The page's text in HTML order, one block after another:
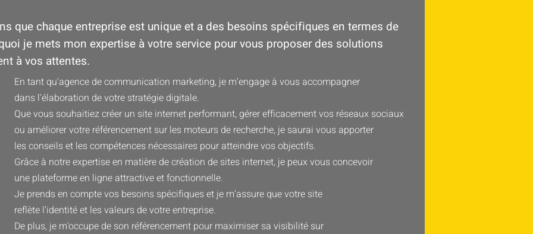
que chaque entreprise est unique et a des besoins spécifiques en termes de
je mets mon expertise à votre service pour vous proposer des solutions
à vos attentes.
En tant qu'agence de communication marketing, je m'engage à vous accompagner
dans l'élaboration devotre stratégie digitale.
Que vous souhaitiez créer un site internet performant, gérer efficacement vos réseaux sociaux
ou améliorer votre référencement sur les moteurs de recherche, je saurai vous apporter
les conseils et les compétences nécessaires pour atteindre vos objectifs.
Grâce à notre expertise en matière de création de sites internet, je peux vous concevoir
une plateforme en ligne attractive et fonctionnelle.
Je prends en compte vos besoins spécifiques et je m'assure que votre site
reflète l'identité et les valeurs de votre entreprise.
De plus, je m'occupe de son référencement pour maximiser sa visibilité sur